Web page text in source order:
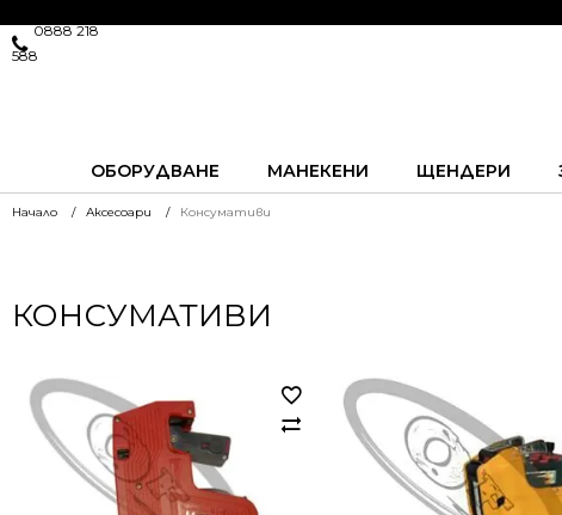
ОБОРУДВАНЕ МАНЕКЕНИ ЩЕНДЕРИ
0888 218
588
Начало Аксесоари Консумативи
КОНСУМАТИВИ